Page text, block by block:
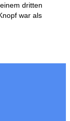
dritten
war als